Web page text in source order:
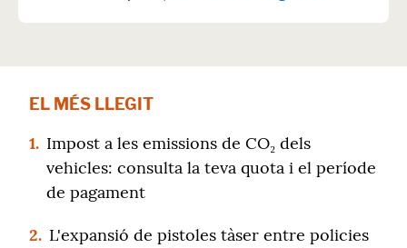
EL MÉS LLEGIT
1. Impost a les emissions de CO₂ dels
vehicles: consulta la teva quota i el període
de pagament
2. L'expansió de pistoles tàser entre policies